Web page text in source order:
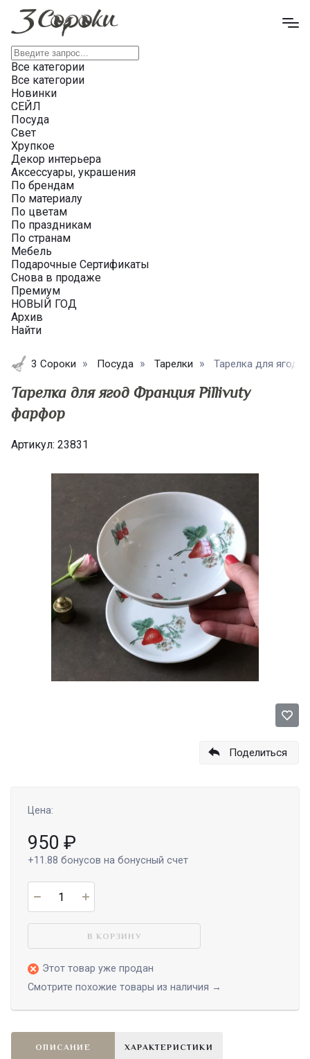
Все категории
Все категории
Новинки
СЕЙЛ
Посуда
Свет
Хрупкое
Декор интерьера
Аксессуары, украшения
По брендам
По материалу
По цветам
По праздникам
По странам
Мебель
Подарочные Сертификаты
Снова в продаже
Премиум
НОВЫЙ ГОД
Архив
Найти
3 Сороки Посуда Тарелки Тарелка для ягод
Тарелка для ягод Франция Pillivuty
фарфор
Артикул: 23831
Поделиться
Цена:
950 ₽
+11.88 бонусов на бонусный счет
В КОРЗИНУ
Этот товар уже продан
Смотрите похожие товары из наличия →
ОПИСАНИЕ ХАРАКТЕРИСТИКИ